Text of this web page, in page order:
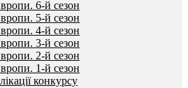
6-й сезон
5-й сезон
4-й сезон
3-й сезон
2-й сезон
1-й сезон
конкурсу